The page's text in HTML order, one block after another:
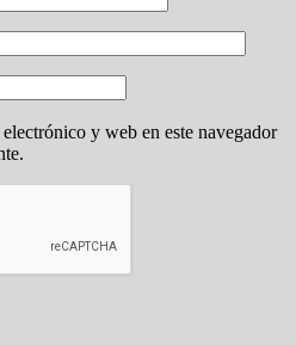
y web en este navegador